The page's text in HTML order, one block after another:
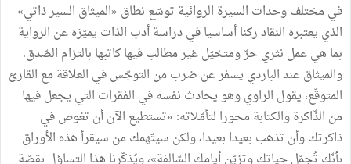
في مختلف وحدات السيرة الروائية توسّع نطاق «الميثاق السير ذاتي»
الذي يعتبره النقاد ركنا أساسيا في دراسة أدب الذات يميّزه عن الرواية
بما هي عمل نثري حرّ ومتخيّل غير مطالب فيها كاتبها بالتزام الصّدق.
والميثاق عند الباردي يسفر عن ضرب من التوجّس في العلاقة مع القارئ
المتوقّع، يقول الراوي وهو يحادث نفسه في الفقرات التي يجعل فيها
من الذّاكرة والكتابة محورا لتأمّلاته: «تستطيع الآن أن تغوص في
ذاكرتك وأن تذهب بعيدا بعيدا، ولكن سيتّهمك من سيقرأ هذه الأوراق